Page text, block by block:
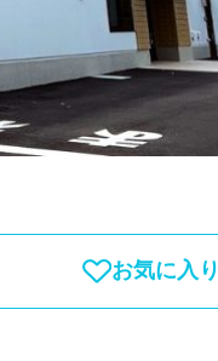
お気に入り